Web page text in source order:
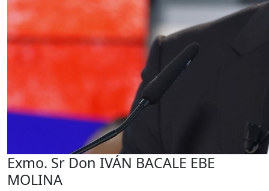
Exmo. Sr Don IVÁN BACALE EBE
MOLINA